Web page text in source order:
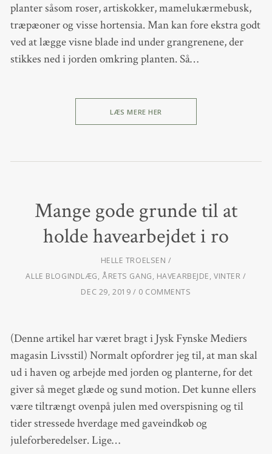
planter såsom roser, artiskokker, mamelukærmebusk,
træpæoner og visse hortensia. Man kan fore ekstra godt
ved at lægge visne blade ind under grangrenene, der
stikkes ned i jorden omkring planten. Så…
LÆS MERE HER
Mange gode grunde til at
holde havearbejdet i ro
HELLE TROELSEN
ALLE BLOGINDLÆG, ÅRETS GANG, HAVEARBEJDE,VINTER
DEC 29, 2019
0 COMMENTS
(Denne artikel har været bragt i Jysk Fynske Mediers
magasin Livsstil) Normalt opfordrer jeg til, at man skal
ud i haven og arbejde med jorden og planterne, for det
giver så meget glæde og sund motion. Det kunne ellers
være tiltrængt ovenpå julen med overspisning og til
tider stressede hverdage med gaveindkøb og
juleforberedelser. Lige…